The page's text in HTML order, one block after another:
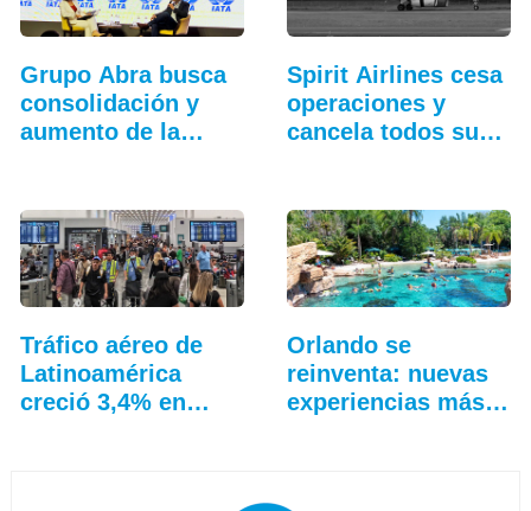
Grupo Abra busca
consolidación y
aumento de la
Spirit Airlines cesa
operaciones y
cancela todos sus
Tráfico aéreo de
Latinoamérica
creció 3,4% en
Orlando se
reinventa: nuevas
experiencias más